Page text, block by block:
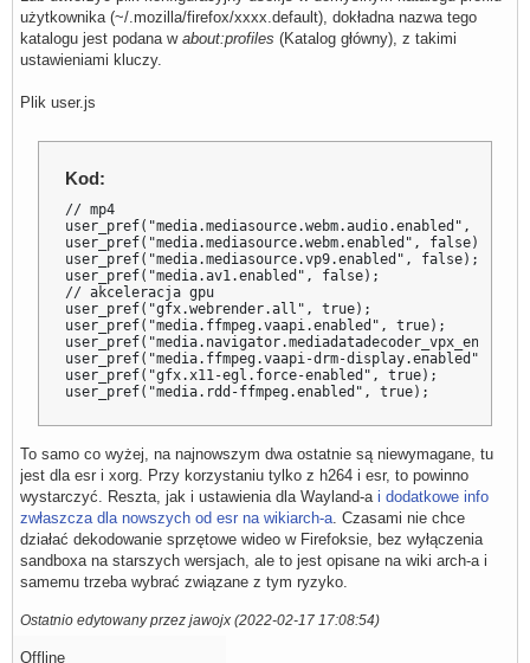
użytkownika (~/.mozilla/firefox/xxxx.default), dokładna nazwa tego
katalogu jest podana w about:profiles (Katalog główny), z takimi
ustawieniami kluczy.
Plik user.js
Kod:
// mp4
user_pref("media.mediasource.webm.audio.enabled",
user_pref("media.mediasource.webm.enabled", false);
user_pref("media.mediasource.vp9.enabled", false);
user_pref("media.av1.enabled", false);
// akceleracja gpu
user_pref("gfx.webrender.all", true);
user_pref("media.ffmpeg.vaapi.enabled", true);
user_pref("media.ffmpeg.vaapi-drm-display.enabled",
user_pref("gfx.x11-egl.force-enabled", true);
user_pref("media.rdd-ffmpeg.enabled", true);
To samo co wyżej, na najnowszym dwa ostatnie są niewymagane, tu
jest dla esr i xorg. Przy korzystaniu tylko z h264 i esr, to powinno
wystarczyć. Reszta, jak i ustawienia dla Wayland-a i dodatkowe info
zwłaszcza dla nowszych od esr na wikiarch-a . Czasami nie chce
działać dekodowanie sprzętowe wideo w Firefoksie, bez wyłączenia
sandboxa na starszych wersjach, ale to jest opisane na wiki arch-a i
samemu trzeba wybrać związane z tym ryzyko.
Ostatnio edytowany przez jawojx (2022-02-17 17:08:54)
Offline